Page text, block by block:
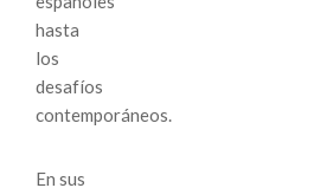
hasta
los
desafíos
contemporáneos.
En sus